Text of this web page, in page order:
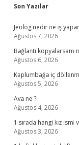
Sidebar
Son Yazılar
Jeolog nedir ne iş
Ağustos 7, 2026
Bağlantı kopyalarsam
Ağustos 6, 2026
Kaplumbağa iç
Ağustos 5, 2026
Ava ne ?
Ağustos 4, 2026
1 sırada hangi kız ismi
Ağustos 3, 2026